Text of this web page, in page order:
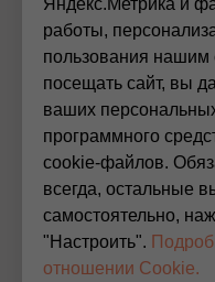
Черенки оптом
Посадочный
Сопутствующие
ПРАВА
Политика
Публичная оферта
Гарантии
работы,
пользования
посещать сайт, вы
ваших
программного
cookie-файлов.
всегда, остальные
самостоятельно,
"Настроить".
отношении Cookie.